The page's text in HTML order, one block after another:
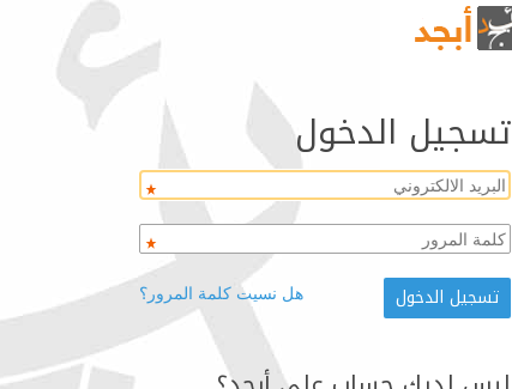
تسجيل الدخول
هل نسيت كلمة المرور؟